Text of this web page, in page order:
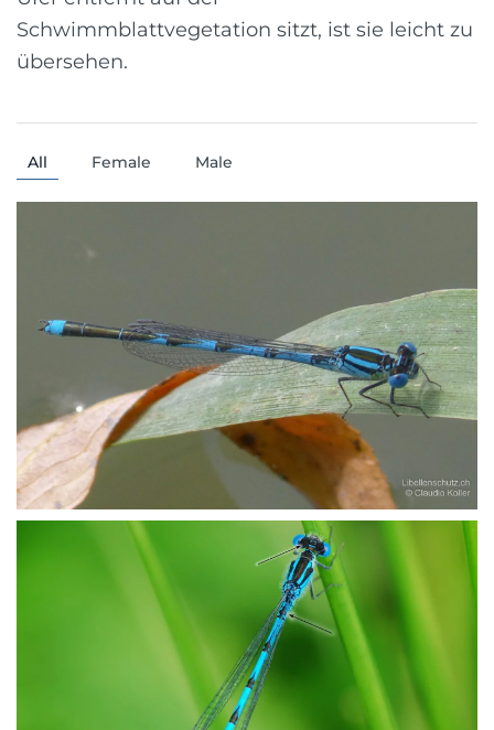
Schwimmblattvegetation sitzt, ist sie leicht zu
übersehen.
All Female Male